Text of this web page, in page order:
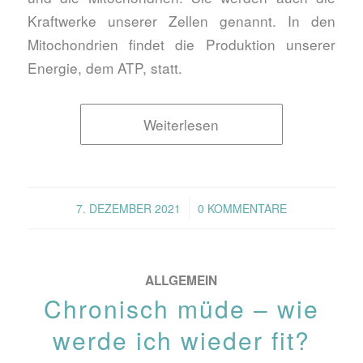
Kraftwerke unserer Zellen genannt. In den
Mitochondrien findet die Produktion unserer
Energie, dem ATP, statt.
Weiterlesen
7. DEZEMBER 2021
/ 0 KOMMENTARE
ALLGEMEIN
Chronisch müde – wie
werde ich wieder fit?